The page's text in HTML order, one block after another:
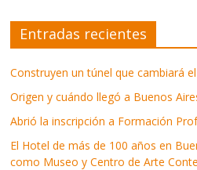
Entradas recientes
Construyen un túnel que cambiará
Origen y cuándo llegó a Buenos
Abrió la inscripción a Formación
El Hotel de más de 100 años en
como Museo y Centro de Arte